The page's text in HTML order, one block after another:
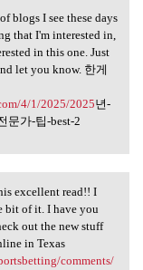
blogs I see these days
that I'm interested in,
in this one. Just
let you know. 한게
4/1/2025/2025년-
문가-팁-best-2
for
excellent read!! I
of it. I have you
out the new stuff
in Texas
comments/